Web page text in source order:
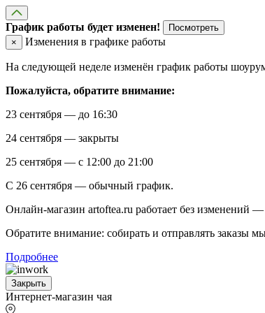
График работы будет изменен!
Посмотреть
×
Изменения в графике работы
На следующей неделе изменён график работы
Пожалуйста, обратите внимание:
23 сентября — до 16:30
24 сентября — закрыты
25 сентября — с 12:00 до 21:00
С 26 сентября — обычный график.
Онлайн-магазин artoftea.ru работает без изменений
Обратите внимание: собирать и отправлять заказы
Подробнее
Закрыть
Интернет-магазин чая